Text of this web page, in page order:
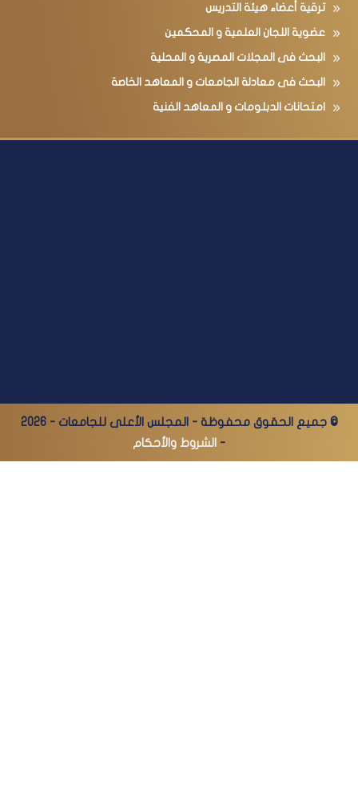
ترقية أعضاء هيئة التدريس
عضوية اللجان العلمية و المحكمين
البحث فى المجلات المصرية و المحلية
البحث فى معادلة الجامعات و المعاهد الخاصة
امتحانات الدبلومات و المعاهد الفنية
© جميع الحقوق محفوظة - المجلس الأعلى للجامعات - 2026
- الشروط والأحكام